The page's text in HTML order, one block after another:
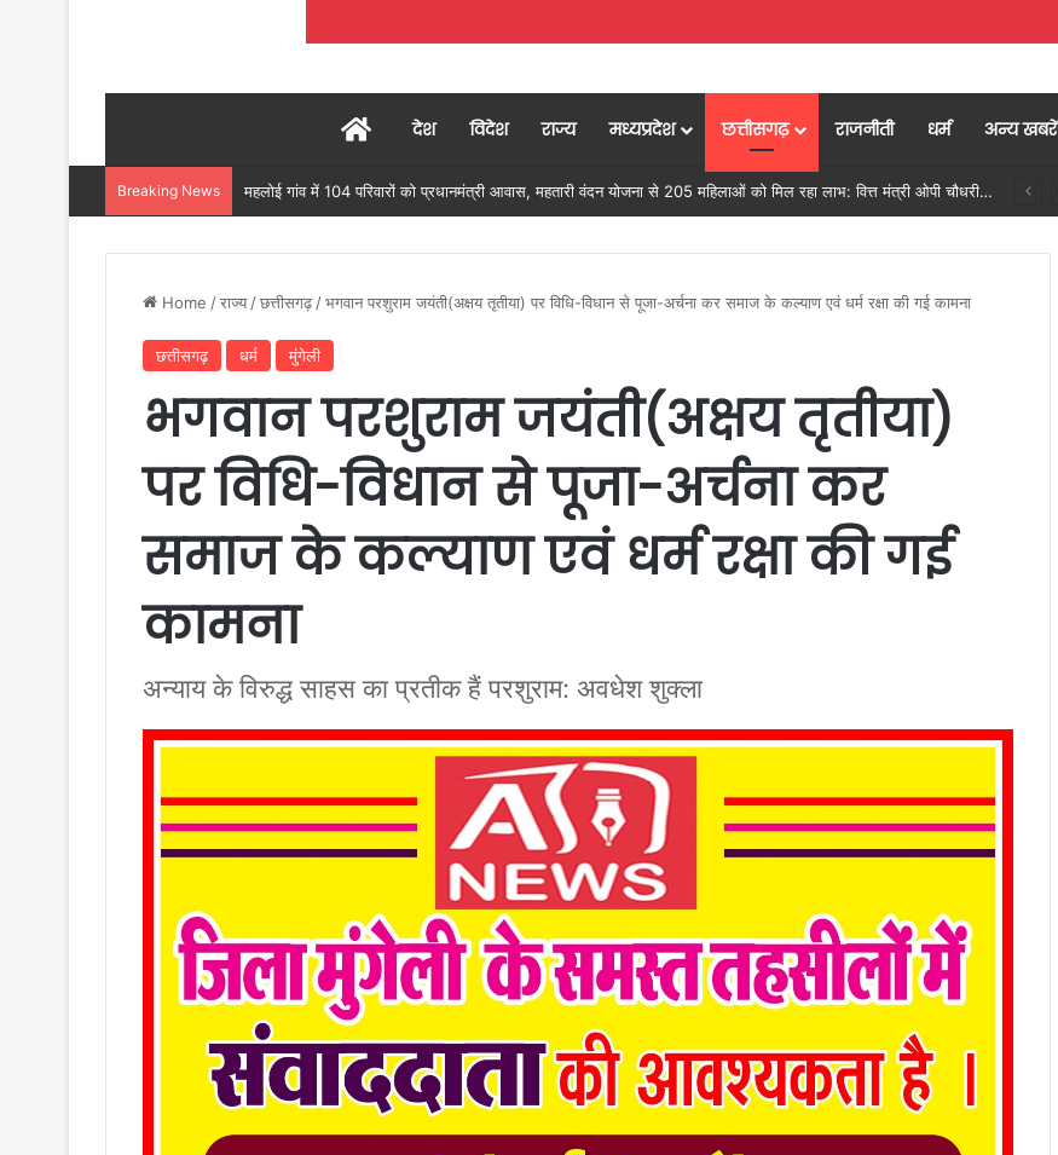
Homeदेश विदेश राज्य मध्यप्रदेश छत्तीसगढ़ राजनीती धर्म अन्य खबरें
Breaking News उदंती-सीतानदी में शुरू हुआ स्मार्ट सर्विलांस सिस्टम -एआई तकनीक से वन और वन्यजीवों की 24X7 निगरानी….
Home /राज्य /छत्तीसगढ़ /भगवान परशुराम जयंती(अक्षय तृतीया) पर विधि-विधान से पूजा-अर्चना कर समाज के कल्याण एवं धर्म रक्षा की गई कामना
छत्तीसगढ़ धर्म मुंगेली
भगवान परशुराम जयंती(अक्षय तृतीया)
पर विधि-विधान से पूजा-अर्चना कर
समाज के कल्याण एवं धर्म रक्षा की गई
कामना
अन्याय के विरुद्ध साहस का प्रतीक हैं परशुराम: अवधेश शुक्ला